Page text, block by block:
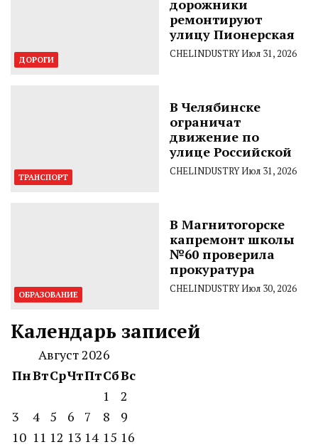
ДОРОГИ
дорожники
ремонтируют
улицу Пионерская
CHELINDUSTRYИюл 31, 2026
ТРАНСПОРТ
В Челябинске
ограничат
движение по
улице Российской
CHELINDUSTRYИюл 31, 2026
ОБРАЗОВАНИЕ
В Магнитогорске
капремонт школы
№60 проверила
прокуратура
CHELINDUSTRYИюл 30, 2026
Календарь записей
Август 2026
ПнВтСрЧтПтСбВс
1
2
3
4 5 6 7 8
9
10 11 12 13 14 15 16